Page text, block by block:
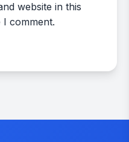
website in this
comment.